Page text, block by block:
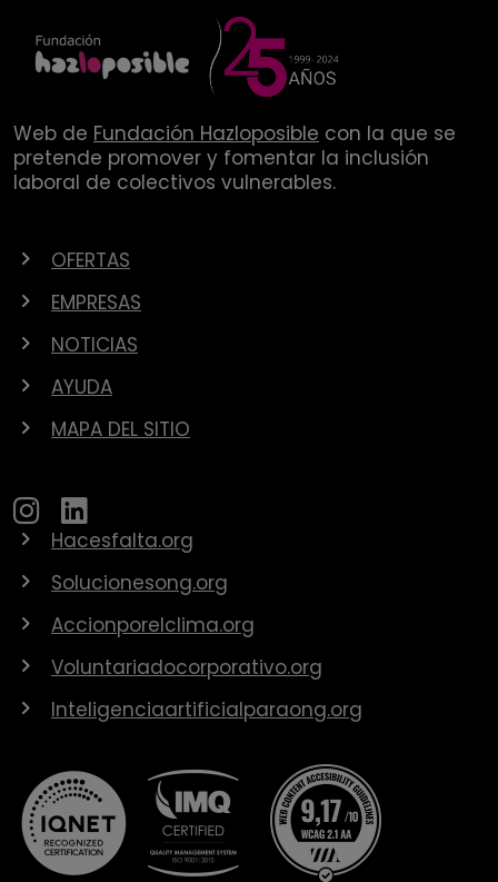
Web de Fundación Hazloposible con la que se
pretende promover y fomentar la inclusión
laboral de colectivos vulnerables.
OFERTAS
EMPRESAS
NOTICIAS
AYUDA
MAPA DEL SITIO
Hacesfalta.org
Solucionesong.org
Accionporelclima.org
Voluntariadocorporativo.org
Inteligenciaartificialparaong.org